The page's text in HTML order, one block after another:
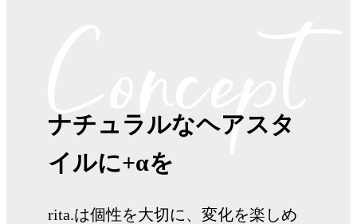
ナチュラルなヘアスタ
イルに+αを
rita.は個性を大切に、変化を楽しめ